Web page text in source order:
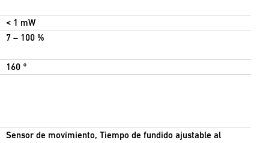
< 1 mW
7 – 100 %
160 °
Sensor de movimiento, Tiempo de fundido ajustable al